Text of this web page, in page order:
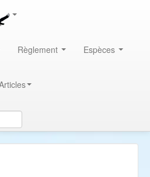
Règlement Espèces